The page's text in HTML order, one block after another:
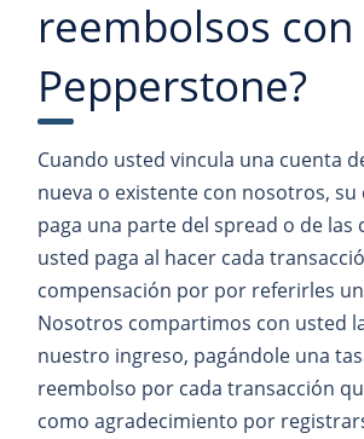
reembolsos con
Pepperstone?
Cuando usted vincula una cuenta
nueva o existente con nosotros,
paga una parte del spread o de las
usted paga al hacer cada
compensación por por referirles
Nosotros compartimos con usted
nuestro ingreso, pagándole una
reembolso por cada transacción
como agradecimiento por